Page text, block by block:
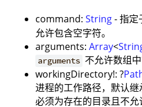
command: String- 指定
允许包含空字符。
arguments: Array<
arguments 不允许数组
workingDirectory!: ?
进程的工作路径，默认
必须为存在的目录且不允